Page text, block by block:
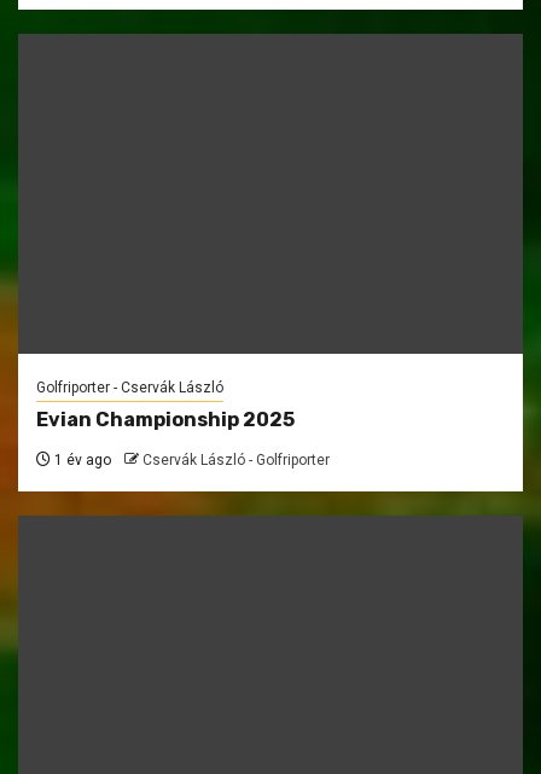
Golfriporter - Cservák László
Evian Championship 2025
1 év ago Cservák László - Golfriporter